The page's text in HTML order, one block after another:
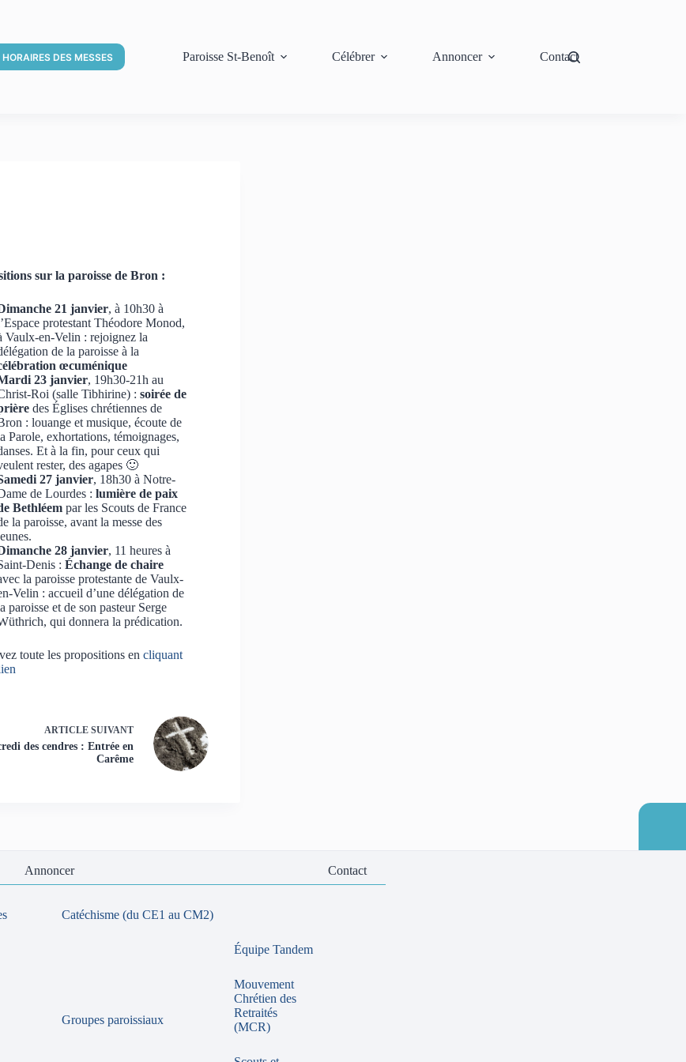
HORAIRES DES MESSES Paroisse St-Benoît Célébrer Annoncer Contact
sur la paroisse de Bron :
21 janvier, à 10h30 à
protestant Théodore Monod,
Vaulx-en-Velin : rejoignez la
de la paroisse à la
œcuménique
23 janvier, 19h30-21h au
Roi (salle Tibhirine) : soirée de
des Églises chrétiennes de
: louange et musique, écoute de
Parole, exhortations, témoignages,
Et à la fin, pour ceux qui
rester, des agapes 🙂
27 janvier, 18h30 à Notre-
de Lourdes : lumière de paix
Bethléempar les Scouts de France
la paroisse, avant la messe des
28 janvier, 11 heures à
Denis : Échange de chaire
la paroisse protestante de Vaulx-
Velin : accueil d’une délégation de
paroisse et de son pasteur Serge
qui donnera la prédication.
toute les propositions en cliquant
ARTICLE SUIVANT
des cendres : Entrée en
Carême
Annoncer
Catéchisme (du CE1 au CM2)
Groupes paroissiaux
Équipe Tandem
Mouvement
Chrétien des
Retraités
(MCR)
Contact